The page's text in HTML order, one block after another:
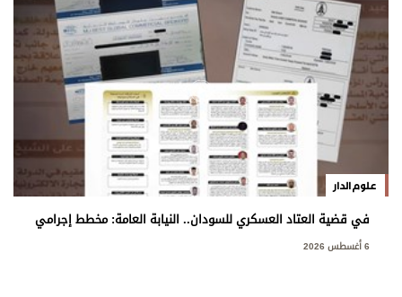
علوم الدار
في قضية العتاد العسكري للسودان.. النيابة العامة: مخطط إجرامي
استهدف المساس بسيادة الدولة6 أغسطس 2026